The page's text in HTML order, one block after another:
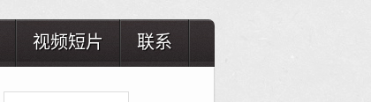
视频短片 联系